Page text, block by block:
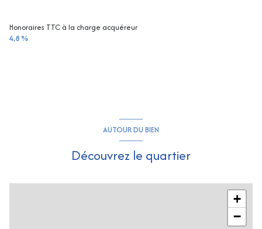
Honoraires TTC à la charge acquéreur
4,8 %
AUTOUR DU BIEN
Découvrez le quartier
+
−